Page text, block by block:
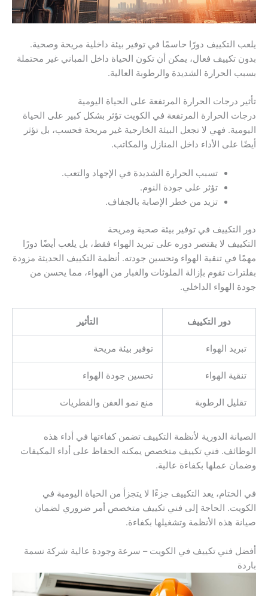
يلعب التكييف دورًا حاسمًا في توفير بيئة داخلية مريحة وصحية.
بدون تكييف فعال، يمكن أن تكون الحياة داخل المباني غير محتملة
بسبب الحرارة الشديدة والرطوبة العالية.
تأثير درجات الحرارة المرتفعة على الحياة اليومية
درجات الحرارة المرتفعة في الكويت تؤثر بشكل كبير على الحياة
اليومية. فهي لا تجعل البيئة الخارجية غير مريحة فحسب، بل تؤثر
أيضًا على الأداء داخل المنازل والمكاتب.
تسبب الحرارة الشديدة في الإجهاد والتعب.
تؤثر على جودة النوم.
تزيد من خطر الإصابة بالجفاف.
دور التكييف في توفير بيئة صحية ومريحة
التكييف لا يقتصر دوره على تبريد الهواء فقط، بل يلعب أيضًا دورًا
مهمًا في تنقية الهواء وتحسين جودته. أنظمة التكييف الحديثة مزودة
بفلترات تقوم بإزالة الملوثات والغبار من الهواء، مما يحسن من
جودة الهواء الداخلي.
دور التكييف التأثير
تبريد الهواء توفير بيئة مريحة
تنقية الهواء تحسين جودة الهواء
تقليل الرطوبة منع نمو العفن والفطريات
الصيانة الدورية لأنظمة التكييف تضمن كفاءتها في أداء هذه
الوظائف. فني تكييف متخصص يمكنه الحفاظ على أداء المكيفات
وضمان عملها بكفاءة عالية.
في الختام، يعد التكييف جزءًا لا يتجزأ من الحياة اليومية في
الكويت. الحاجة إلى فني تكييف متخصص أمر ضروري لضمان
صيانة هذه الأنظمة وتشغيلها بكفاءة.
أفضل فني تكييف في الكويت – سرعة وجودة عالية شركة نسمة
باردة